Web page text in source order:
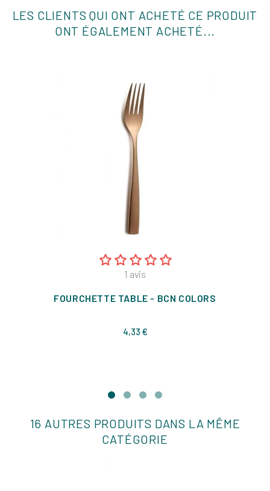
LES CLIENTS QUI ONT ACHETÉ CE PRODUIT
ONT ÉGALEMENT ACHETÉ...
1 avis
FOURCHETTE TABLE - BCN COLORS
4,33 €Prix
16 AUTRES PRODUITS DANS LA MÊME
CATÉGORIE